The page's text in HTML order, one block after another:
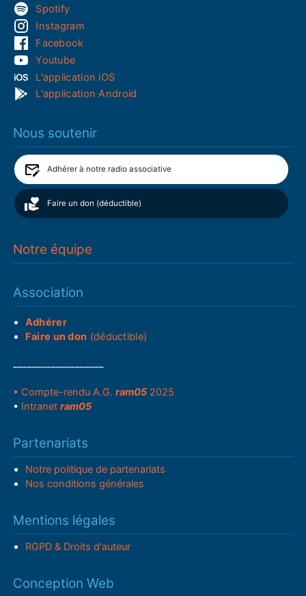
Spotify
Instagram
Facebook
Youtube
L'application iOS
L'application Android
Nous soutenir
Adhérer à notre radio associative
Faire un don (déductible)
Notre équipe
Association
Adhérer
Faire un don (déductible)
• Compte-rendu A.G.ram05 2025
• Intranetram05
Partenariats
Notre politique de partenariats
Nos conditions générales
Mentions légales
RGPD & Droits d'auteur
Conception Web